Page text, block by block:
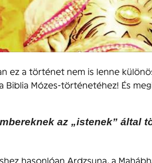
ez a történet nem is lenne
Biblia Mózes-történetéhez! És
az „istenek” által
hasonlóan Ardzsuna, a